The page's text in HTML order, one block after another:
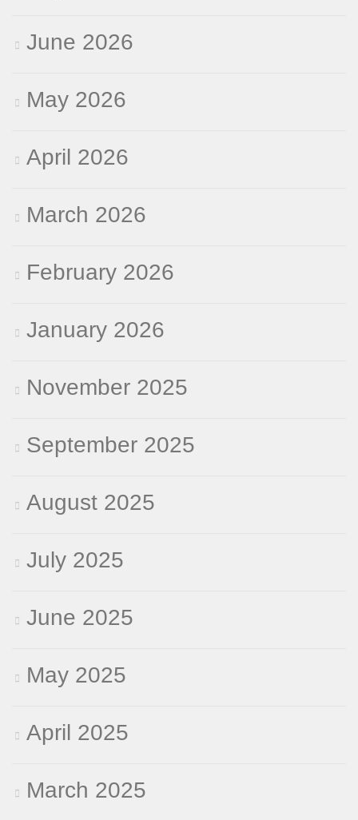
June 2026
May 2026
April 2026
March 2026
February 2026
January 2026
November 2025
September 2025
August 2025
July 2025
June 2025
May 2025
April 2025
March 2025